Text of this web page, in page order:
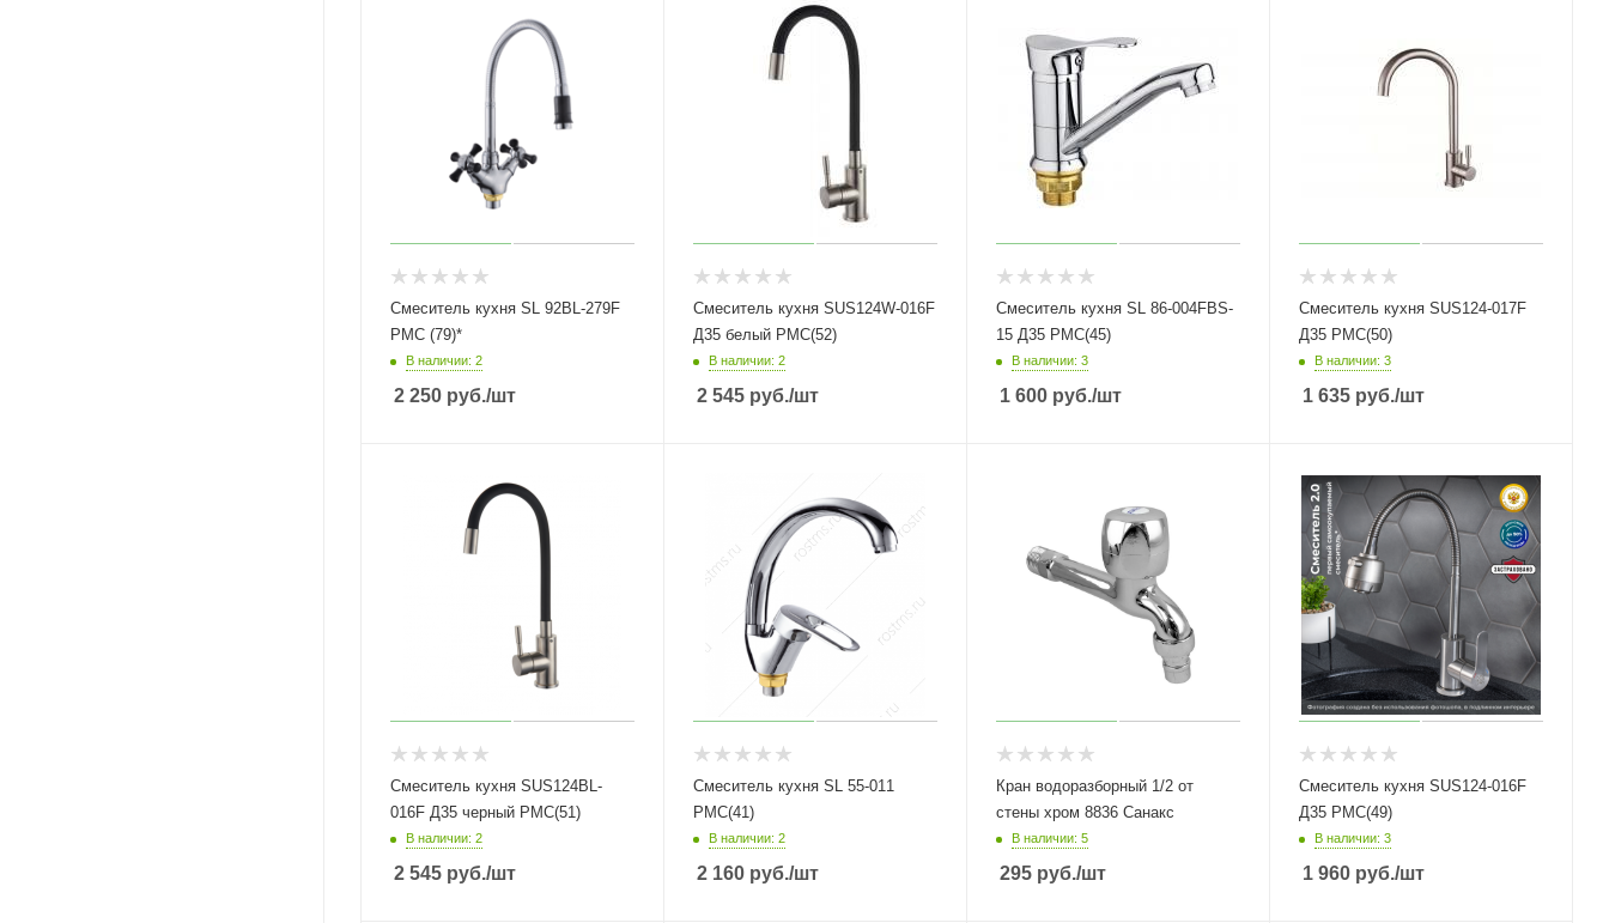
Смеситель кухня SL 92BL-279F
РМС (79)*
В наличии: 2
2 250 руб./шт
Смеситель кухня SUS124W-016F
Д35 белый РМС(52)
В наличии: 2
2 545 руб./шт
Смеситель кухня SL 86-004FBS-
15 Д35 РМС(45)
В наличии: 3
1 600 руб./шт
Смеситель кухня SUS124-017F
Д35 РМС(50)
В наличии: 3
1 635 руб./шт
Смеситель кухня SUS124BL-
016F Д35 черный РМС(51)
В наличии: 2
2 545 руб./шт
Смеситель кухня SL 55-011
РМС(41)
В наличии: 2
2 160 руб./шт
Кран водоразборный 1/2 от
стены хром 8836 Санакс
В наличии: 5
295 руб./шт
Смеситель кухня SUS124-016F
Д35 РМС(49)
В наличии: 3
1 960 руб./шт